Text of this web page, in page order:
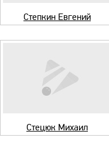
Степкин Евгений
Стецюк Михаил